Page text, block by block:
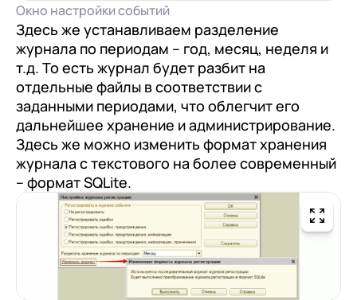
Окно настройки событий
Здесь же устанавливаем разделение
журнала по периодам – год, месяц, неделя и
т.д. То есть журнал будет разбит на
отдельные файлы в соответствии с
заданными периодами, что облегчит его
дальнейшее хранение и администрирование.
Здесь же можно изменить формат хранения
журнала с текстового на более современный
– формат SQLite.